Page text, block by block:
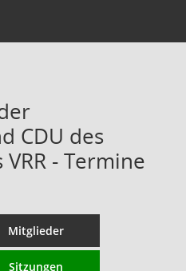
CDU des
- Termine
Mitglieder
Sitzungen